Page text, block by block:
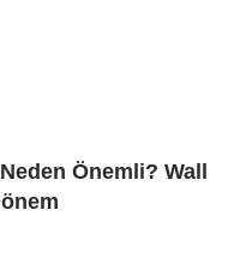
Önemli? Wall